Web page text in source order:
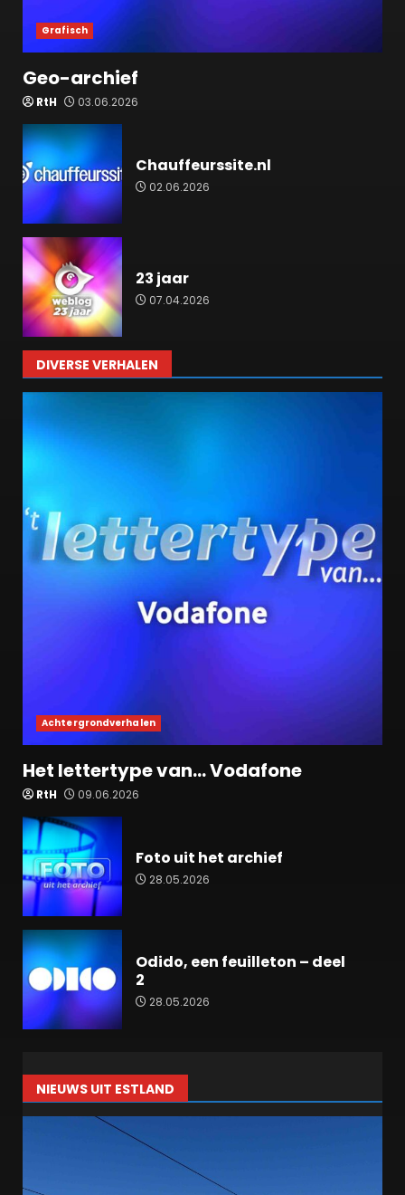
Grafisch
Geo-archief
RtH 03.06.2026
Chauffeurssite.nl
02.06.2026
23 jaar
07.04.2026
DIVERSE VERHALEN
Achtergrondverhalen
Het lettertype van… Vodafone
RtH 09.06.2026
Foto uit het archief
28.05.2026
Odido, een feuilleton – deel
2
28.05.2026
NIEUWS UIT ESTLAND